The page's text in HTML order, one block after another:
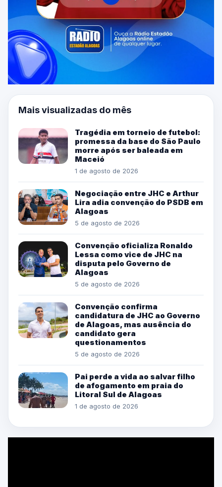
Mais visualizadas do mês
Tragédia em torneio de futebol:
promessa da base do São Paulo
morre após ser baleada em
Maceió
1 de agosto de 2026
Negociação entre JHC e Arthur
Lira adia convenção do PSDB em
Alagoas
5 de agosto de 2026
Convenção oficializa Ronaldo
Lessa como vice de JHC na
disputa pelo Governo de
Alagoas
5 de agosto de 2026
Convenção confirma
candidatura de JHC ao Governo
de Alagoas, mas ausência do
candidato gera
questionamentos
5 de agosto de 2026
Pai perde a vida ao salvar filho
de afogamento em praia do
Litoral Sul de Alagoas
1 de agosto de 2026